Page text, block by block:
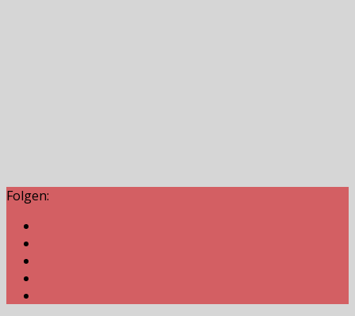
Folgen: